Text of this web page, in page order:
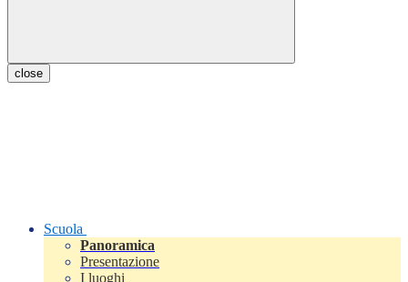
close
Scuola
Panoramica
Presentazione
I luoghi